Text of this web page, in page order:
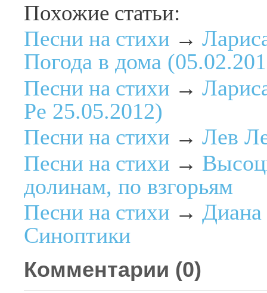
Похожие статьи:
Песни на стихи →
Погода в дома
Песни на стихи →
Ре 25.05.2012)
Песни на стихи → Лев
Песни на стихи →
долинам, по взгорьям
Песни на стихи →
Синоптики
Комментарии (0)